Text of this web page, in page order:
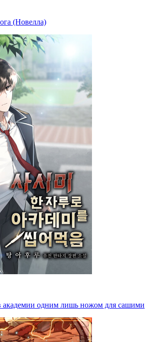
(Новелла)
академии одним лишь ножом для сашими